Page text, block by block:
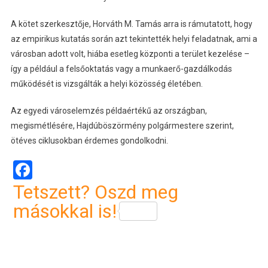
A kötet szerkesztője, Horváth M. Tamás arra is rámutatott, hogy
az empirikus kutatás során azt tekintették helyi feladatnak, ami a
városban adott volt, hiába esetleg központi a terület kezelése –
így a például a felsőoktatás vagy a munkaerő-gazdálkodás
működését is vizsgálták a helyi közösség életében.
Az egyedi városelemzés példaértékű az országban,
megismétlésére, Hajdúböszörmény polgármestere szerint,
ötéves ciklusokban érdemes gondolkodni.
Facebook
Tetszett? Oszd meg
másokkal is!